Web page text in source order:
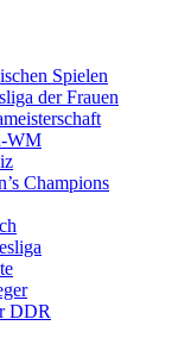
Spielen
der Frauen
WM
Champions
DDR